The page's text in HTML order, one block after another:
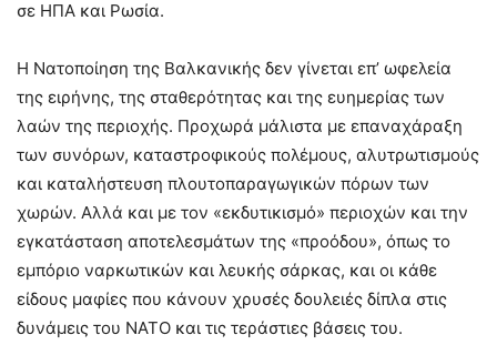
σε ΗΠΑ και Ρωσία.
Η Νατοποίηση της Βαλκανικής δεν γίνεται επ’ ωφελεία
της ειρήνης, της σταθερότητας και της ευημερίας των
λαών της περιοχής. Προχωρά μάλιστα με επαναχάραξη
των συνόρων, καταστροφικούς πολέμους, αλυτρωτισμούς
και καταλήστευση πλουτοπαραγωγικών πόρων των
χωρών. Αλλά και με τον «εκδυτικισμό» περιοχών και την
εγκατάσταση αποτελεσμάτων της «προόδου», όπως το
εμπόριο ναρκωτικών και λευκής σάρκας, και οι κάθε
είδους μαφίες που κάνουν χρυσές δουλειές δίπλα στις
δυνάμεις του ΝΑΤΟ και τις τεράστιες βάσεις του.